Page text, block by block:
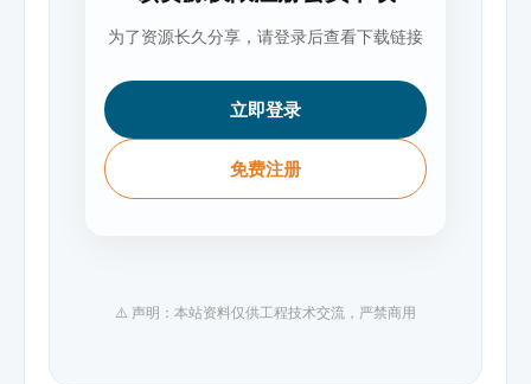
为了资源长久分享，请登录后查看下载链接
立即登录
免费注册
⚠️ 声明：本站资料仅供工程技术交流，严禁商用